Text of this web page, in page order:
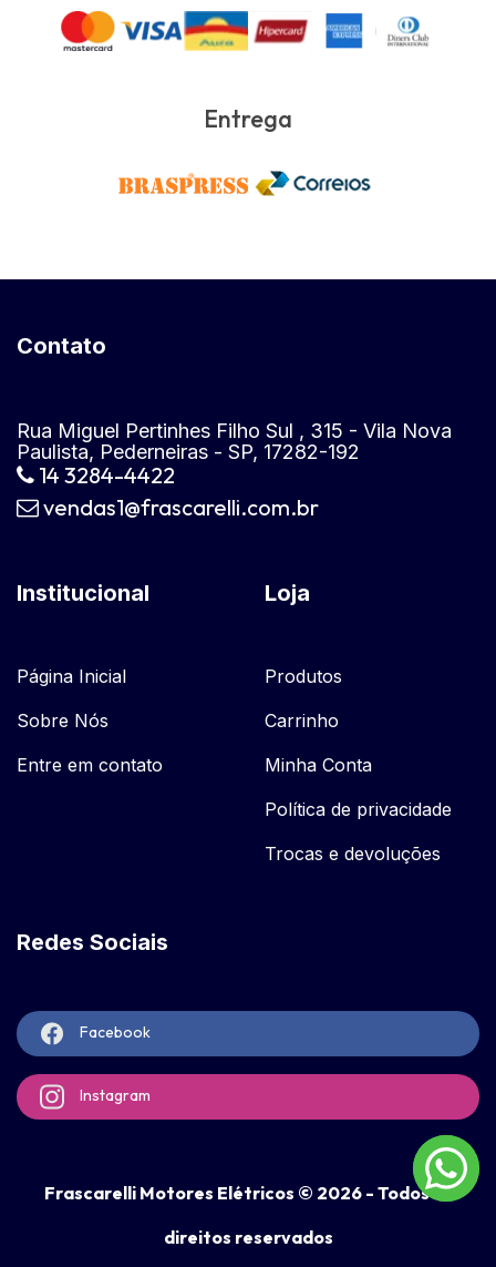
Entrega
Contato
Rua Miguel Pertinhes Filho Sul , 315 - Vila Nova
Paulista, Pederneiras - SP, 17282-192
14 3284-4422
vendas1@frascarelli.com.br
Institucional
Página Inicial
Sobre Nós
Entre em contato
Loja
Produtos
Carrinho
Minha Conta
Política de privacidade
Trocas e devoluções
Redes Sociais
Facebook
Instagram
Frascarelli Motores Elétricos © 2026 - Todos os
direitos reservados